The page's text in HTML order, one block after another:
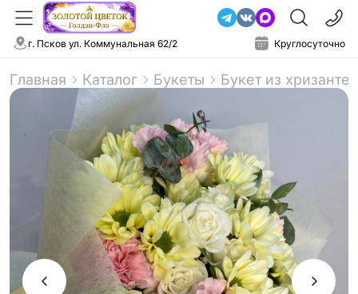
г. Псков ул. Коммунальная 62/2 Круглосуточно
Главная Каталог Букеты Букет из